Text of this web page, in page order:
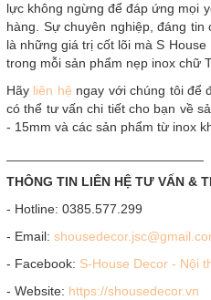
lực không ngừng để đáp ứng mọi
hàng. Sự chuyên nghiệp, đáng
là những giá trị cốt lõi mà S
trong mỗi sản phẩm nẹp inox chữ
Hãy liên hệ ngay với chúng tôi để
có thể tư vấn chi tiết cho bạn về
- 15mm và các sản phẩm từ inox
THÔNG TIN LIÊN HỆ TƯ VẤN &
- Hotline: 0385.577.299
- Email:
- Facebook: S-House Decor - Nội
- Website: https://shousedecor.vn